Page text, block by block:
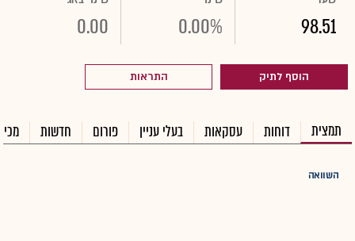
98.51
0.00%
0.00
הוסף לתיק התראות
תמצית דוחות עסקאות בעלי עניין פורום חדשות
השוואה